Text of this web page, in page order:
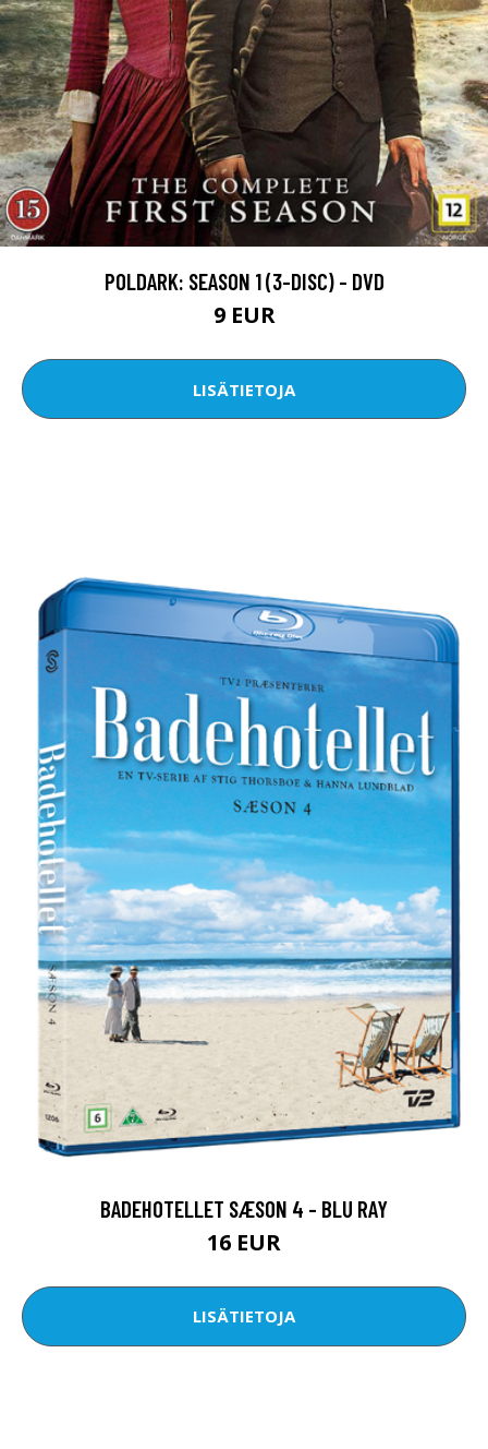
POLDARK: SEASON 1 (3-DISC) - DVD
9 EUR
LISÄTIETOJA
BADEHOTELLET SÆSON 4 - BLU RAY
16 EUR
LISÄTIETOJA